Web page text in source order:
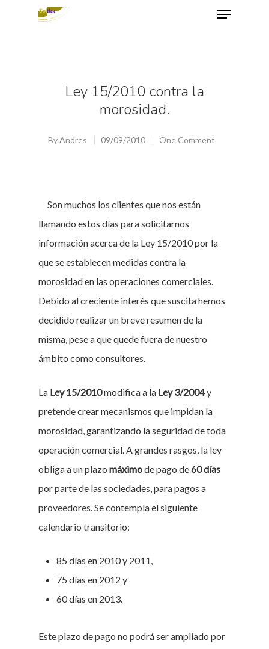
Ley 15/2010 contra la
morosidad.
ByAndres 09/09/2010 One Comment
Son muchos los clientes que nos están
llamando estos días para solicitarnos
información acerca de la Ley 15/2010 por la
que se establecen medidas contra la
morosidad en las operaciones comerciales.
Debido al creciente interés que suscita hemos
decidido realizar un breve resumen de la
misma, pese a que quede fuera de nuestro
ámbito como consultores.
La Ley 15/2010modifica a la Ley 3/2004y
pretende crear mecanismos que impidan la
morosidad, garantizando la seguridad de toda
operación comercial. A grandes rasgos, la ley
obliga a un plazo máximode pago de60 días
por parte de las sociedades, para pagos a
proveedores. Se contempla el siguiente
calendario transitorio:
85 días en 2010 y 2011,
75 días en 2012 y
60 días en 2013.
Este plazo de pago no podrá ser ampliado por